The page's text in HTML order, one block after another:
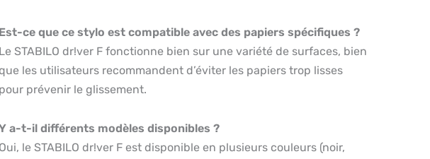
Est-ce que ce stylo est compatible avec des papiers spécifiques ?
Le STABILO dr!ver F fonctionne bien sur une variété de surfaces, bien
que les utilisateurs recommandent d’éviter les papiers trop lisses
pour prévenir le glissement.
a-t-il différents modèles disponibles ?
Oui, le STABILO dr!ver F est disponible en plusieurs couleurs (noir,